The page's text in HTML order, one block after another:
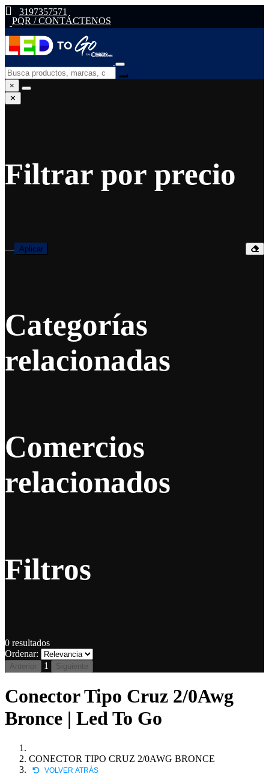
3197357571
PQR / CONTÁCTENOS
×
✕
Filtrar por precio
— Aplicar
Categorías
relacionadas
Comercios
relacionados
Filtros
0 resultados
Ordenar:
Anterior 1 Siguiente
Conector Tipo Cruz 2/0Awg
Bronce | Led To Go
CONECTOR TIPO CRUZ 2/0AWG BRONCE
VOLVER ATRÁS